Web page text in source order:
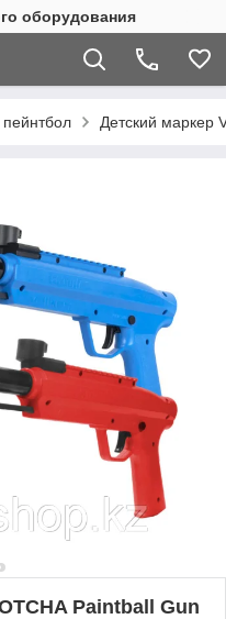
оборудования
пейнтбол Детский маркер
Paintball Gun